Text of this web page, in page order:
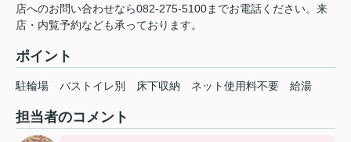
店へのお問い合わせなら082-275-5100までお電話ください。来
店・内覧予約なども承っております。
ポイント
駐輪場 バストイレ別 床下収納 ネット使用料不要 給湯
担当者のコメント